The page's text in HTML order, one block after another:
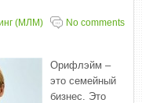
(МЛМ) No comments
Орифлэйм –
это семейный
бизнес. Это